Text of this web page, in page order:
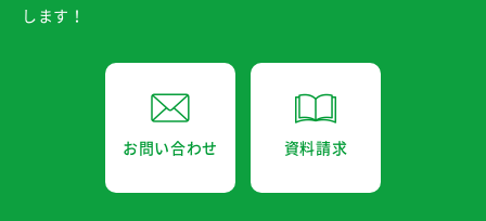
します！
お問い合わせ 資料請求